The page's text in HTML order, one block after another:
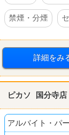
禁煙・分煙
詳細をみ
ピカソ 国分寺店
アルバイト・パ